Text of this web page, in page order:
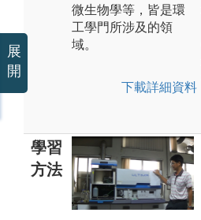
微生物學等，皆是環
工學門所涉及的領
域。
下載詳細資料
學習
方法
展
開